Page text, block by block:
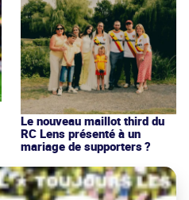
Le nouveau maillot third du
RC Lens présenté à un
mariage de supporters ?